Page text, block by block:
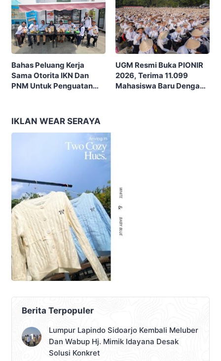
Bahas Peluang Kerja
Sama Otorita IKN Dan
PNM Untuk Penguatan
UGM Resmi Buka PIONIR
2026, Terima 11.099
Mahasiswa Baru Dengan
IKLAN WEAR SERAYA
Berita Terpopuler
Lumpur Lapindo Sidoarjo Kembali Meluber
Dan Wabup Hj. Mimik Idayana Desak
Solusi Konkret